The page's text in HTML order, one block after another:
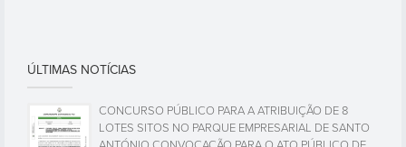
ÚLTIMAS NOTÍCIAS
CONCURSO PÚBLICO PARA A ATRIBUIÇÃO DE 8
LOTES SITOS NO PARQUE EMPRESARIAL DE SANTO